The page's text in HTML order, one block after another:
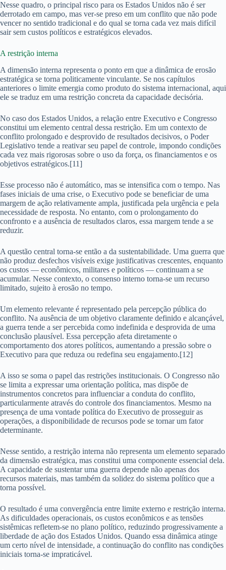
Nesse quadro, o principal risco para os Estados Unidos não é ser
derrotado em campo, mas ver-se preso em um conflito que não pode
vencer no sentido tradicional e do qual se torna cada vez mais difícil
sair sem custos políticos e estratégicos elevados.
A restrição interna
A dimensão interna representa o ponto em que a dinâmica de erosão
estratégica se torna politicamente vinculante. Se nos capítulos
anteriores o limite emergia como produto do sistema internacional, aqui
ele se traduz em uma restrição concreta da capacidade decisória.
No caso dos Estados Unidos, a relação entre Executivo e Congresso
constitui um elemento central dessa restrição. Em um contexto de
conflito prolongado e desprovido de resultados decisivos, o Poder
Legislativo tende a reativar seu papel de controle, impondo condições
cada vez mais rigorosas sobre o uso da força, os financiamentos e os
objetivos estratégicos.[11]
Esse processo não é automático, mas se intensifica com o tempo. Nas
fases iniciais de uma crise, o Executivo pode se beneficiar de uma
margem de ação relativamente ampla, justificada pela urgência e pela
necessidade de resposta. No entanto, com o prolongamento do
confronto e a ausência de resultados claros, essa margem tende a se
reduzir.
A questão central torna-se então a da sustentabilidade. Uma guerra que
não produz desfechos visíveis exige justificativas crescentes, enquanto
os custos — econômicos, militares e políticos — continuam a se
acumular. Nesse contexto, o consenso interno torna-se um recurso
limitado, sujeito à erosão no tempo.
Um elemento relevante é representado pela percepção pública do
conflito. Na ausência de um objetivo claramente definido e alcançável,
a guerra tende a ser percebida como indefinida e desprovida de uma
conclusão plausível. Essa percepção afeta diretamente o
comportamento dos atores políticos, aumentando a pressão sobre o
Executivo para que reduza ou redefina seu engajamento.[12]
A isso se soma o papel das restrições institucionais. O Congresso não
se limita a expressar uma orientação política, mas dispõe de
instrumentos concretos para influenciar a conduta do conflito,
particularmente através do controle dos financiamentos. Mesmo na
presença de uma vontade política do Executivo de prosseguir as
operações, a disponibilidade de recursos pode se tornar um fator
determinante.
Nesse sentido, a restrição interna não representa um elemento separado
da dimensão estratégica, mas constitui uma componente essencial dela.
A capacidade de sustentar uma guerra depende não apenas dos
recursos materiais, mas também da solidez do sistema político que a
torna possível.
O resultado é uma convergência entre limite externo e restrição interna.
As dificuldades operacionais, os custos econômicos e as tensões
sistêmicas refletem-se no plano político, reduzindo progressivamente a
liberdade de ação dos Estados Unidos. Quando essa dinâmica atinge
um certo nível de intensidade, a continuação do conflito nas condições
iniciais torna-se impraticável.